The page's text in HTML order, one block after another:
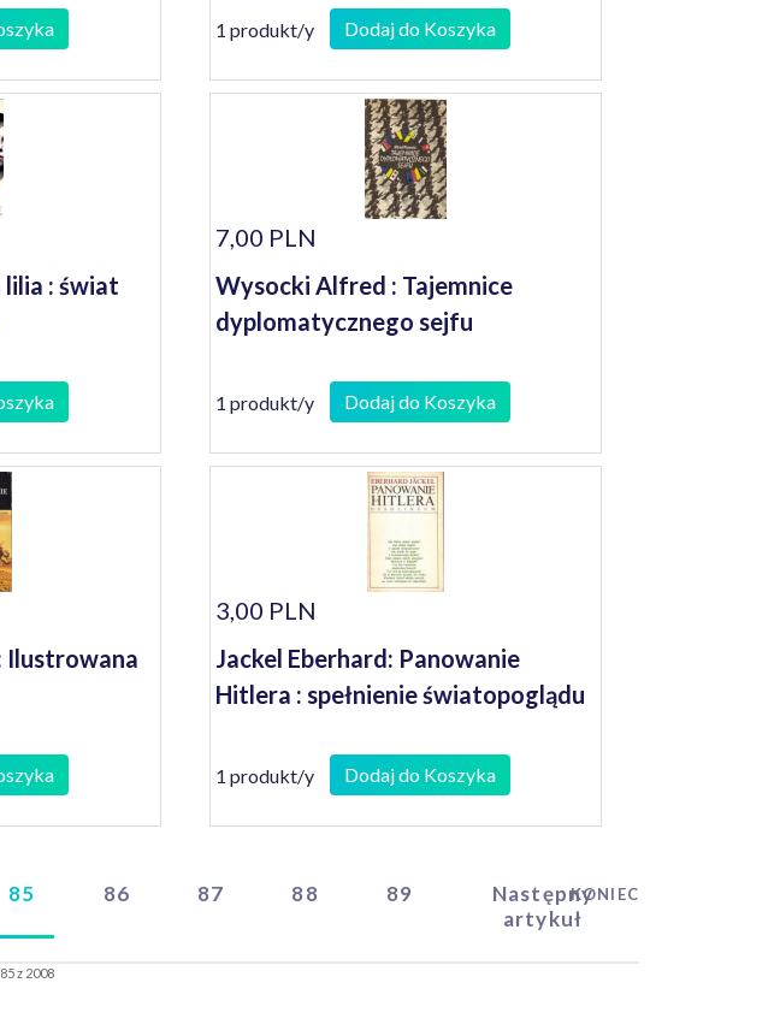
1 produkt/y Dodaj do Koszyka
lilia : świat
7,00 PLN
Wysocki Alfred : Tajemnice
dyplomatycznego sejfu
1 produkt/y Dodaj do Koszyka
Ilustrowana
3,00 PLN
Jackel Eberhard: Panowanie
Hitlera : spełnienie światopoglądu
1 produkt/y Dodaj do Koszyka
85 86 87 88 89
Następny
artykuł
KONIEC
z 2008